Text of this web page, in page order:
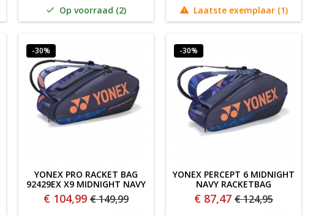
 Op voorraad (2)  Laatste exemplaar (1)
-30%
YONEX PRO RACKET BAG
92429EX X9 MIDNIGHT NAVY
€ 104,99 € 149,99
-30%
YONEX PERCEPT 6 MIDNIGHT
NAVY RACKETBAG
€ 87,47 € 124,95